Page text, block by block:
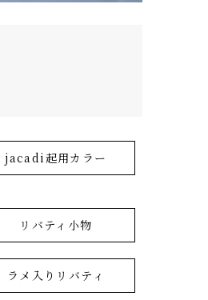
jacadi起用カラー
リバティ小物
ラメ入りリバティ